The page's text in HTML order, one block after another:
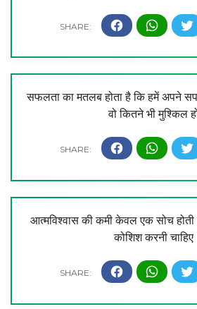
सफलता का मतलब होता है कि हमें अपने
वो कितने भी मुश्किल
आत्मविश्वास की कमी केवल एक सोच
कोशिश करनी